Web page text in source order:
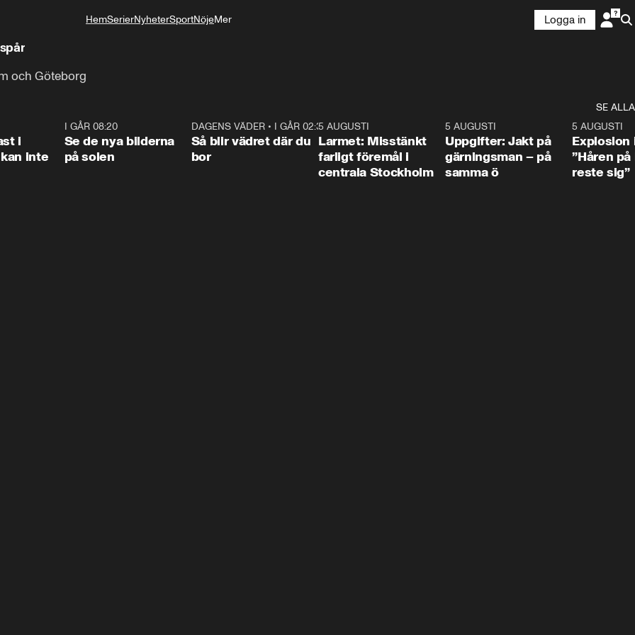
HemSerierNyheterSportNöjeMer
Logga in
och Göteborg
SE ALLA
i
inte
I GÅR 08:20
Se de nya bilderna
på solen
1:06
DAGENS VÄDER• I GÅR 02:30
Så blir vädret där du
bor
0:35
5 AUGUSTI
Larmet: Misstänkt
farligt föremål i
centrala Stockholm
0:33
5 AUGUSTI
Uppgifter: Jakt på
gärningsman – på
samma ö
5 AUGUSTI
Explosion
”Håren
reste sig”